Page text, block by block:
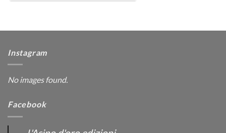
Instagram
No images found.
Facebook